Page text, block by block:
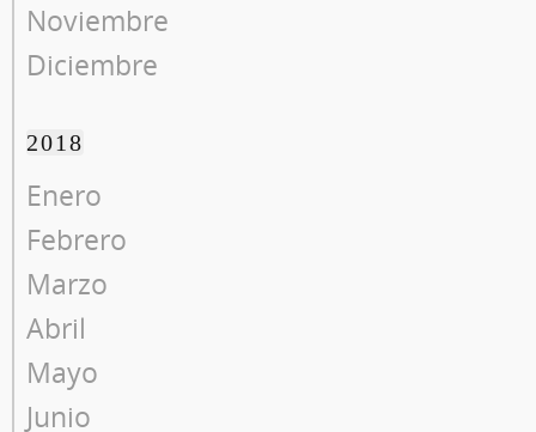
Noviembre
Diciembre
2018
Enero
Febrero
Marzo
Abril
Mayo
Junio